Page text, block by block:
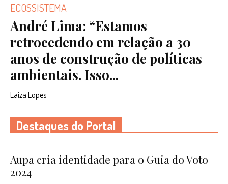
ECOSSISTEMA
André Lima: “Estamos
retrocedendo em relação a 30
anos de construção de políticas
ambientais. Isso...
Laiza Lopes
Destaques do Portal
Aupa cria identidade para o Guia do Voto
2024